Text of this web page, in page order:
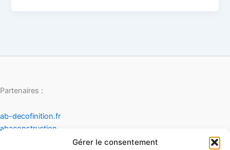
Gérer le consentement
Partenaires :
ab-decofinition.fr
abaconstruction